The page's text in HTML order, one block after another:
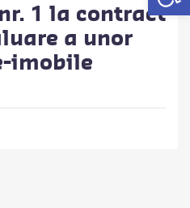
1 la contract
a unor
imobile